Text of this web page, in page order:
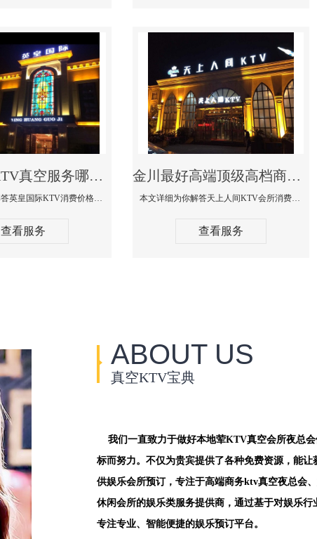
金川荤的KTV真空服务哪家好-英皇国际KTV消费价格口碑点评
本文详细为你解答英皇国际KTV消费价格点评，更多关于荤的KTV真空服务哪家好免费咨询1312 0333301微信同步！
查看服务
金川最好高端顶级高档商务KTV夜总会-天上人间KTV消费点评
本文详细为你解答天上人间KTV会所消费价格点评，更多关于最好高端顶级高档商务KTV夜总会免费咨询1312 0333301微信同步！
查看服务
ABOUT US
真空KTV宝典
我们一直致力于做好本地荤KTV真空会所夜总
标而努力。不仅为贵宾提供了各种免费资源，能让
供娱乐会所预订，专注于高端商务ktv真空夜总会
休闲会所的娱乐类服务提供商，通过基于对娱乐
专注专业、智能便捷的娱乐预订平台。